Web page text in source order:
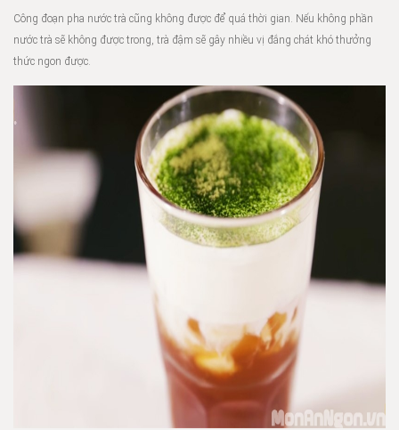
Công đoạn pha nước trà cũng không được để quá thời gian. Nếu không phần
nước trà sẽ không được trong, trà đậm sẽ gây nhiều vị đắng chát khó thưởng
thức ngon được.